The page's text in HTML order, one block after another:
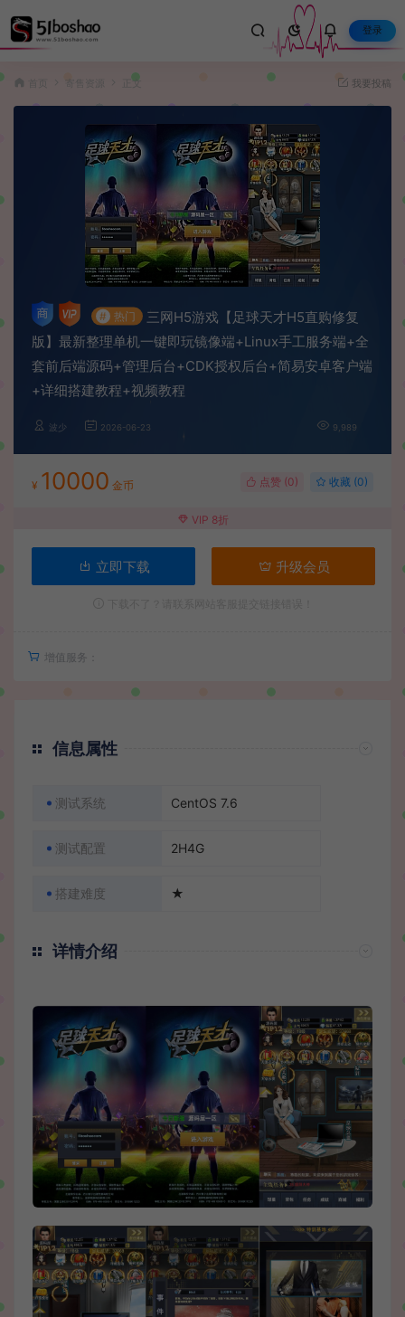
登录
寄售资源 正文 我要投稿
# 热门
三网H5游戏【足球天才H5直购修复
版】最新整理单机一键即玩镜像端+Linux手工服务端+全
套前后端源码+管理后台+CDK授权后台+简易安卓客户端
+详细搭建教程+视频教程
波少 2026-06-23 9,989
¥ 10000 金币 点赞 (0) 收藏 (0)
VIP 8折
立即下载 升级会员
增值服务：
信息属性
测试系统 CentOS 7.6
测试配置 2H4G
搭建难度 ★
详情介绍